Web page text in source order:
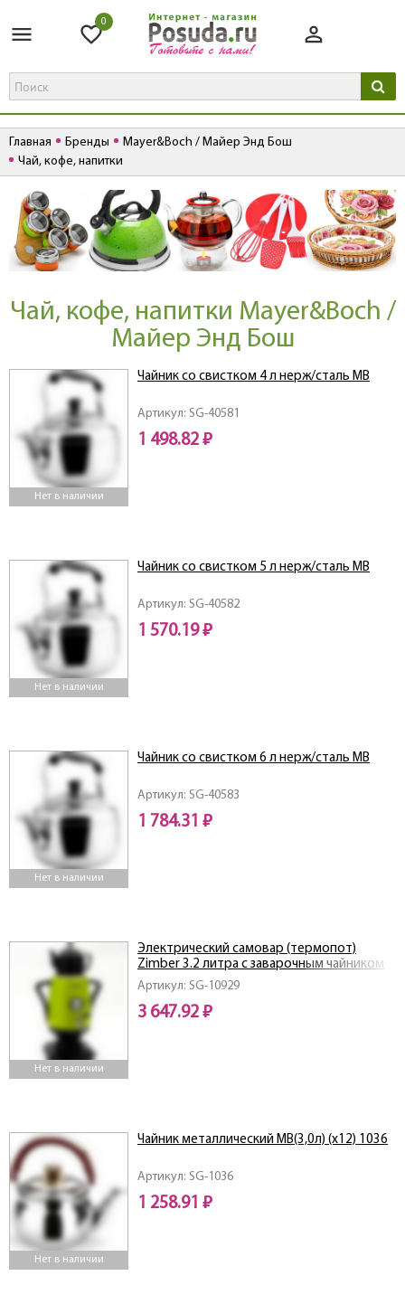
0
Главная Бренды
Mayer&Boch / Майер Энд Бош
Чай, кофе, напитки
Чай, кофе, напитки Mayer&Boch /
Майер Энд Бош
Нет в наличии
Артикул: SG-40581
Чайник со свистком 4 л нерж/сталь MB
1 498.82 ₽
Нет в наличии
Артикул: SG-40582
Чайник со свистком 5 л нерж/сталь MB
1 570.19 ₽
Нет в наличии
Артикул: SG-40583
Чайник со свистком 6 л нерж/сталь MB
1 784.31 ₽
Нет в наличии
Артикул: SG-10929
Электрический самовар (термопот)
Zimber 3.2 литра с заварочным чайником
800 мл
3 647.92 ₽
Нет в наличии
Артикул: SG-1036
Чайник металлический MB(3,0л) (х12) 1036
1 258.91 ₽